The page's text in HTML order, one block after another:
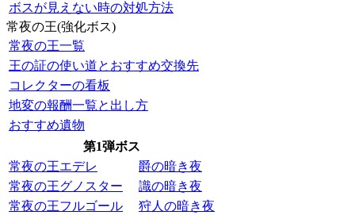
ボスが見えない時の対処方法
常夜の王(強化ボス)
常夜の王一覧
王の証の使い道とおすすめ交換先
コレクターの看板
地変の報酬一覧と出し方
おすすめ遺物
第1弾ボス
常夜の王エデレ
爵の暗き夜
常夜の王グノスター
識の暗き夜
常夜の王フルゴール
狩人の暗き夜